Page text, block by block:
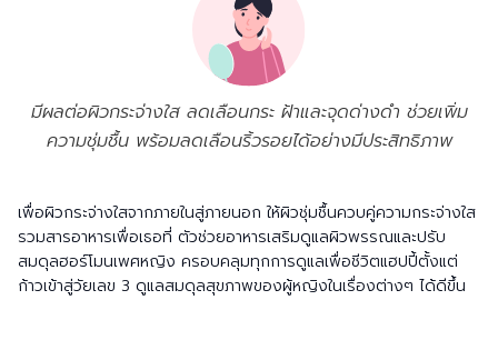
มีผลต่อผิวกระจ่างใส ลดเลือนกระ ฝ้าและจุดด่างดำ ช่วยเพิ่ม
ความชุ่มชื้น พร้อมลดเลือนริ้วรอยได้อย่างมีประสิทธิภาพ
เพื่อผิวกระจ่างใสจากภายในสู่ภายนอก ให้ผิวชุ่มชื้นควบคู่ความกระจ่างใส
รวมสารอาหารเพื่อเธอที่ ตัวช่วยอาหารเสริมดูแลผิวพรรณและปรับ
สมดุลฮอร์โมนเพศหญิง ครอบคลุมทุกการดูแลเพื่อชีวิตแฮปปี้ตั้งแต่
ก้าวเข้าสู่วัยเลข 3 ดูแลสมดุลสุขภาพของผู้หญิงในเรื่องต่างๆ ได้ดีขึ้น